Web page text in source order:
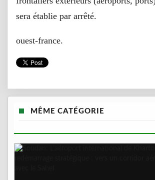
sera établie par arrêté.
ouest-france.
MÊME CATÉGORIE